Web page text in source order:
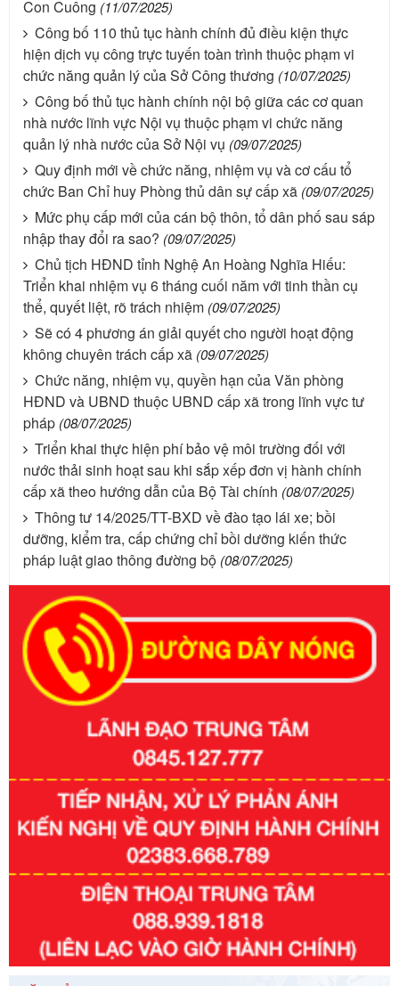
Con Cuông (11/07/2025)
Công bố 110 thủ tục hành chính đủ điều kiện thực
hiện dịch vụ công trực tuyến toàn trình thuộc phạm vi
chức năng quản lý của Sở Công thương (10/07/2025)
Công bố thủ tục hành chính nội bộ giữa các cơ quan
nhà nước lĩnh vực Nội vụ thuộc phạm vi chức năng
quản lý nhà nước của Sở Nội vụ (09/07/2025)
Quy định mới về chức năng, nhiệm vụ và cơ cấu tổ
chức Ban Chỉ huy Phòng thủ dân sự cấp xã (09/07/2025)
Mức phụ cấp mới của cán bộ thôn, tổ dân phố sau sáp
nhập thay đổi ra sao? (09/07/2025)
Chủ tịch HĐND tỉnh Nghệ An Hoàng Nghĩa Hiếu:
Triển khai nhiệm vụ 6 tháng cuối năm với tinh thần cụ
thể, quyết liệt, rõ trách nhiệm (09/07/2025)
Sẽ có 4 phương án giải quyết cho người hoạt động
không chuyên trách cấp xã (09/07/2025)
Chức năng, nhiệm vụ, quyền hạn của Văn phòng
HĐND và UBND thuộc UBND cấp xã trong lĩnh vực tư
pháp (08/07/2025)
Triển khai thực hiện phí bảo vệ môi trường đối với
nước thải sinh hoạt sau khi sắp xếp đơn vị hành chính
cấp xã theo hướng dẫn của Bộ Tài chính (08/07/2025)
Thông tư 14/2025/TT-BXD về đào tạo lái xe; bồi
dưỡng, kiểm tra, cấp chứng chỉ bồi dưỡng kiến thức
pháp luật giao thông đường bộ (08/07/2025)
Số kí hiệu:351/2025/NĐ-CP
Tên: Nghị định số 351/2025/NĐ-CP của Chính phủ: Quy
định chuẩn nghèo đa chiều quốc gia giai đoạn 2026 - 2030
Ngày ban hành: 29/12/2026
3014/QĐ-UBND
Tên: Quyết định về việc công bố danh mục thủ tục hành
chính ban hành mới, sửa đổi bổ sung trong lĩnh vực hỗ trợ
đầu tư, lĩnh vực đấu thầu lựa chọn nhà thầu thuộc thẩm